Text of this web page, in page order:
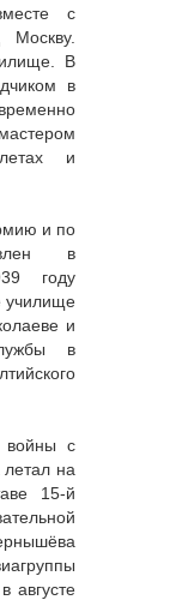
с
В
в
и
и по
в
году
училище
и
в
войны с
на
15-й
августе